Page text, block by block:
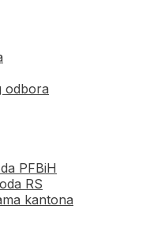
odbora
PFBiH
RS
kantona